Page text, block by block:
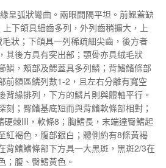
呈弧狀彎曲。兩眼間隔平坦。前鰓蓋缺
下頜具細齒多列，外列齒稍擴大，上
狀；下頜具一列稀疏細尖齒，後方者
其後方具有突出部；顎骨亦具絨毛狀
鱗，頰部及鰓蓋具多列鱗；背鰭鰭條部
前額區鱗列數1-2，且左右分離有寬空
背緣排列，下方的鱗片則與體軸平行。
刻；臀鰭基底短而與背鰭軟條部相對；
硬棘III，軟條8；胸鰭長，末端達臀鰭起
紅褐色，腹部銀白；體側約有8條黃褐
背鰭鰭條部下方具一大黑斑，黑斑2/3在
；腹、臀鰭黃色。